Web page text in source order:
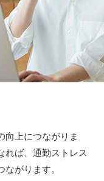
向上につながりま
れば、通勤ストレス
がります。